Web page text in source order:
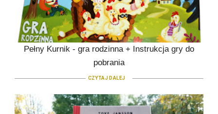
Pełny Kurnik - gra rodzinna + Instrukcja gry do
pobrania
CZYTAJ DALEJ